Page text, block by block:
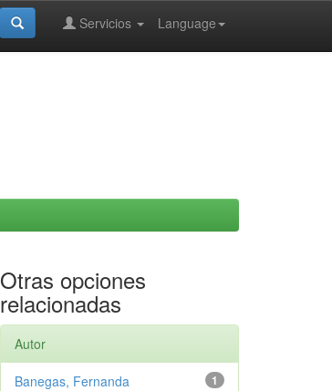
Language
Servicios
Otras opciones
relacionadas
Autor
1
Banegas, Fernanda